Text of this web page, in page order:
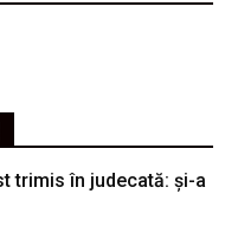
trimis în judecată: și-a